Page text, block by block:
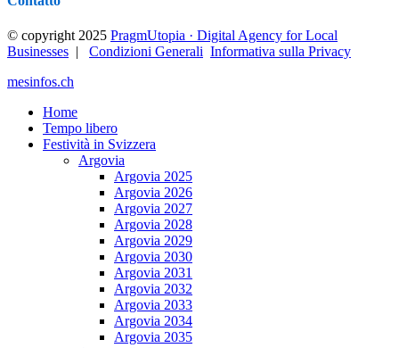
© copyright 2025 PragmUtopia · Digital Agency for Local
Businesses | Condizioni Generali Informativa sulla Privacy
mesinfos.ch
Home
Tempo libero
Festività in Svizzera
Argovia
Argovia 2025
Argovia 2026
Argovia 2027
Argovia 2028
Argovia 2029
Argovia 2030
Argovia 2031
Argovia 2032
Argovia 2033
Argovia 2034
Argovia 2035